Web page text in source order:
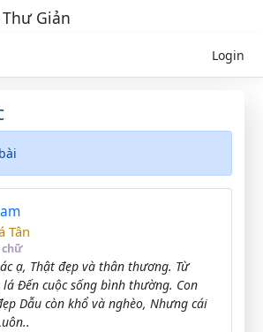
Giản
Login
Tân
chữ
ạ, Thật đẹp và thân thương. Từ
Đến cuộc sống bình thường. Con
Dẫu còn khổ và nghèo, Nhưng cái